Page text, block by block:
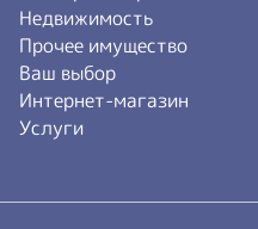
Недвижимость
Прочее имущество
Ваш выбор
Интернет-магазин
Услуги